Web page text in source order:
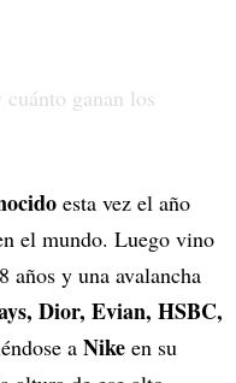
esta vez el año
el mundo. Luego vino
años y una avalancha
Dior, Evian, HSBC,
a Nike en su